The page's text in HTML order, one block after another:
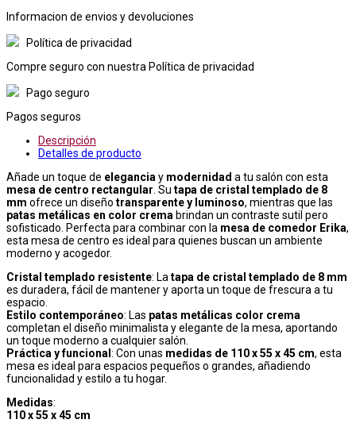
Informacion de envios y devoluciones
Política de privacidad
Compre seguro con nuestra Política de privacidad
Pago seguro
Pagos seguros
Descripción
Detalles de producto
Añade un toque de elegancia y modernidad a tu salón con esta
mesa de centro rectangular . Su tapa de cristal templado de 8
mm ofrece un diseño transparente y luminoso, mientras que las
patas metálicas en color crema brindan un contraste sutil pero
sofisticado. Perfecta para combinar con la mesa de comedor Erika,
esta mesa de centro es ideal para quienes buscan un ambiente
moderno y acogedor.
Cristal templado resistente: La tapa de cristal templado de 8 mm
es duradera, fácil de mantener y aporta un toque de frescura a tu
espacio.
Estilo contemporáneo: Las patas metálicas color crema
completan el diseño minimalista y elegante de la mesa, aportando
un toque moderno a cualquier salón.
Práctica y funcional : Con unas medidas de 110 x 55 x 45 cm, esta
mesa es ideal para espacios pequeños o grandes, añadiendo
funcionalidad y estilo a tu hogar.
Medidas:
110 x 55 x 45 cm